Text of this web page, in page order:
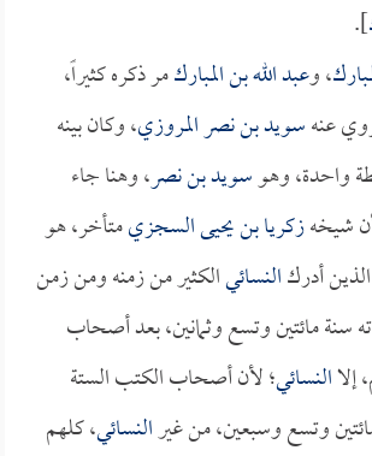
].
، وعبد الله بن المباركمر ذكره كثيراً،
عنهسويد بن نصر المروزي، وكان بينه
واحدة، وهوسويد بن نصر، وهنا جاء
شيخهزكريا بن يحيى السجزيمتأخر، هو
أدركالنسائيالكثير من زمنه ومن زمن
سنة مائتين وتسع وثمانين، بعد أصحاب
إلاالنسائي؛ لأن أصحاب الكتب الستة
وتسع وسبعين، من غيرالنسائي، كلهم